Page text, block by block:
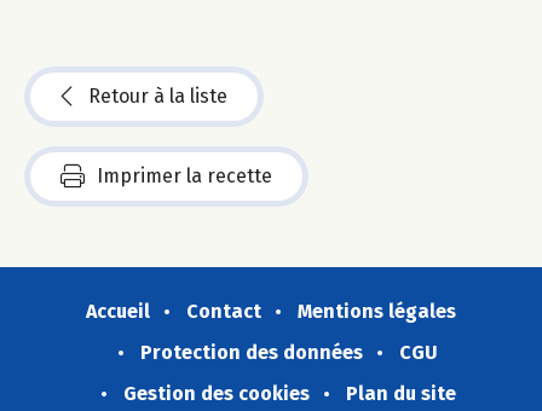
Retour à la liste
Imprimer la recette
Accueil Contact
Mentions légales
Protection des données
CGU
Gestion des cookies
Plan du site